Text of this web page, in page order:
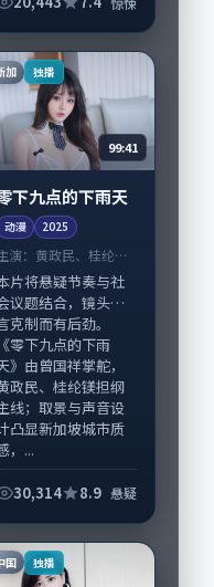
，2025-04-...
加 独播
99:41
下九点的下雨天
动漫 2025
演： 黄政民、桂纶镁
等 片将悬疑节奏与社
议题结合，镜头语
克制而有后劲。
《零下九点的下雨
》由曾国祥掌舵，
政民、桂纶镁担纲
线；取景与声音设
凸显新加坡城市质
，...
30,314 8.9 悬疑
国 独播